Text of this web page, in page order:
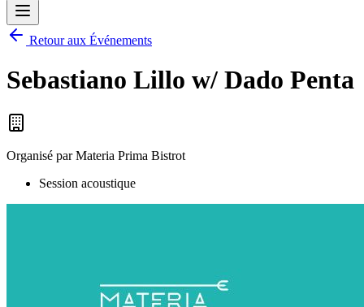
Retour aux Événements
Sebastiano Lillo w/ Dado Penta
Organisé par Materia Prima Bistrot
Session acoustique